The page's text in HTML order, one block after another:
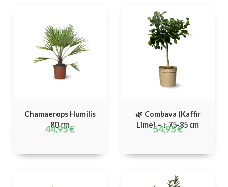
Chamaerops Humilis
80 cm
44,95€
🌿 Combava (Kaffir
Lime) – ↕ 75-85 cm
54,95€